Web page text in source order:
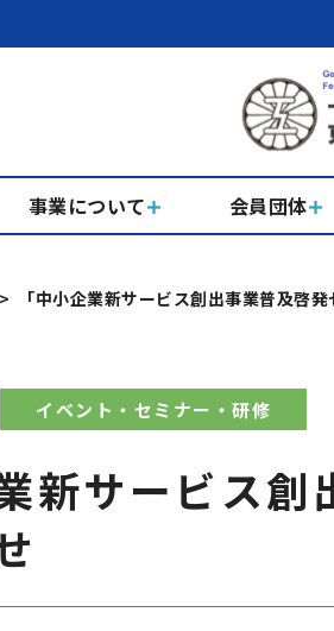
事業について 会員団体
「中小企業新サービス創出事業普及啓
イベント・セミナー・研修
新サービス